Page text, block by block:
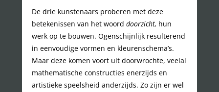
De drie kunstenaars proberen met deze
betekenissen van het woord doorzicht, hun
werk op te bouwen. Ogenschijnlijk resulterend
in eenvoudige vormen en kleurenschema’s.
Maar deze komen voort uit doorwrochte, veelal
mathematische constructies enerzijds en
artistieke speelsheid anderzijds. Zo zijn er wel